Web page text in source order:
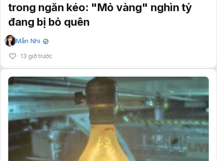
trong ngăn kéo: "Mỏ vàng" nghìn tỷ
đang bị bỏ quên
Mẫn Nhi ✔
13 giờ trước